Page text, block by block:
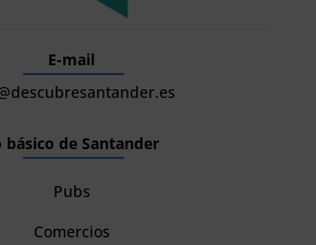
E-mail
básico de Santander
Pubs
Comercios